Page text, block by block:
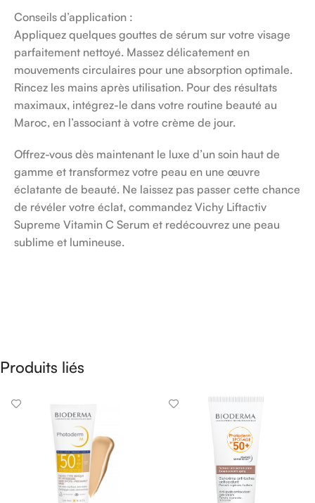
Conseils d’application :
Appliquez quelques gouttes de sérum sur votre visage
parfaitement nettoyé. Massez délicatement en
mouvements circulaires pour une absorption optimale.
Rincez les mains après utilisation. Pour des résultats
maximaux, intégrez-le dans votre routine beauté au
Maroc, en l’associant à votre crème de jour.
Offrez-vous dès maintenant le luxe d’un soin haut de
gamme et transformez votre peau en une œuvre
éclatante de beauté. Ne laissez pas passer cette chance
de révéler votre éclat, commandez Vichy Liftactiv
Supreme Vitamin C Serum et redécouvrez une peau
sublime et lumineuse.
Produits liés